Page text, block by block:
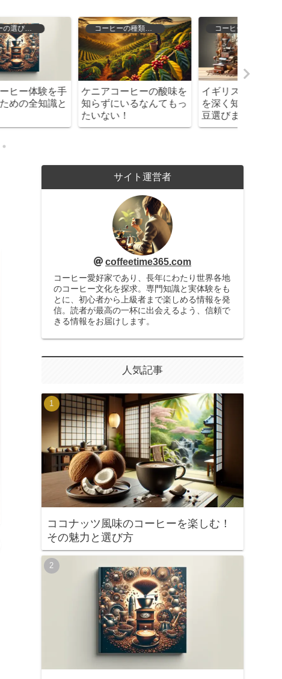
イギリスのコーヒー文化
を深く知ろう！歴史から
豆選びまで徹底ガイド
コーヒーの種類と特徴
ブラックコーヒーの種類
を徹底解説！あなたにぴ
ったりの一杯を見つけよ
う！
サイト運営者
coffeetime365.com
コーヒー愛好家であり、長年にわたり世界各地
のコーヒー文化を探求。専門知識と実体験をも
とに、初心者から上級者まで楽しめる情報を発
信。読者が最高の一杯に出会えるよう、信頼で
きる情報をお届けします。
人気記事
ココナッツ風味のコーヒーを楽しむ！
その魅力と選び方